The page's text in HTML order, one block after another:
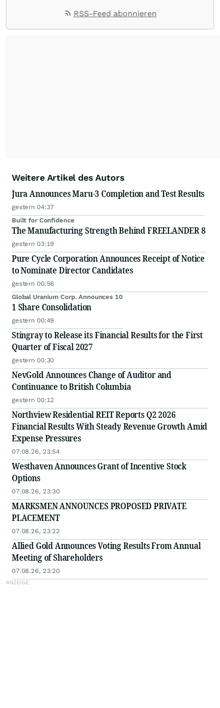
RSS-Feed abonnieren
Weitere Artikel des Autors
Jura Announces Maru-3 Completion and Test Results
gestern 04:37
Built for Confidence
The Manufacturing Strength Behind FREELANDER 8
gestern 03:19
Pure Cycle Corporation Announces Receipt of Notice
to Nominate Director Candidates
gestern 00:56
Global Uranium Corp. Announces 10
1 Share Consolidation
gestern 00:49
Stingray to Release its Financial Results for the First
Quarter of Fiscal 2027
gestern 00:30
NevGold Announces Change of Auditor and
Continuance to British Columbia
gestern 00:12
Northview Residential REIT Reports Q2 2026
Financial Results With Steady Revenue Growth Amid
Expense Pressures
07.08.26, 23:54
Westhaven Announces Grant of Incentive Stock
Options
07.08.26, 23:30
MARKSMEN ANNOUNCES PROPOSED PRIVATE
PLACEMENT
07.08.26, 23:22
Allied Gold Announces Voting Results From Annual
Meeting of Shareholders
07.08.26, 23:20